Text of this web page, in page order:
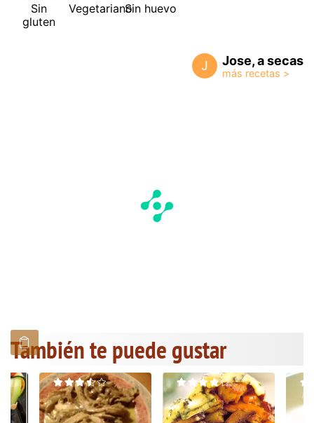
Sin
gluten
VegetarianoSin huevo
J Jose, a secas
También te puede gustar